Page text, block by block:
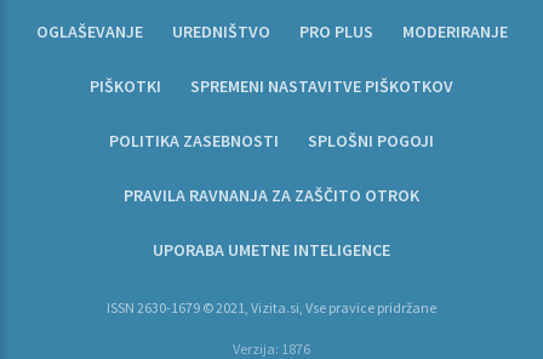
OGLAŠEVANJE UREDNIŠTVO PRO PLUS MODERIRANJE
PIŠKOTKI SPREMENI NASTAVITVE PIŠKOTKOV
POLITIKA ZASEBNOSTI SPLOŠNI POGOJI
PRAVILA RAVNANJA ZA ZAŠČITO OTROK
UPORABA UMETNE INTELIGENCE
ISSN 2630-1679 © 2021, Vizita.si, Vse pravice pridržane
Verzija: 1876